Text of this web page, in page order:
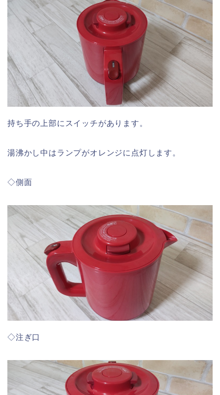
持ち手の上部にスイッチがあります。
湯沸かし中はランプがオレンジに点灯します。
◇側面
◇注ぎ口